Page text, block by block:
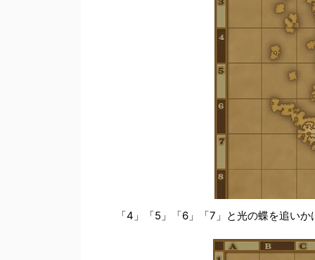
「4」「5」「6」「7」と光の蝶を追い